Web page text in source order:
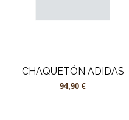
CHAQUETÓN ADIDAS
94,90 €